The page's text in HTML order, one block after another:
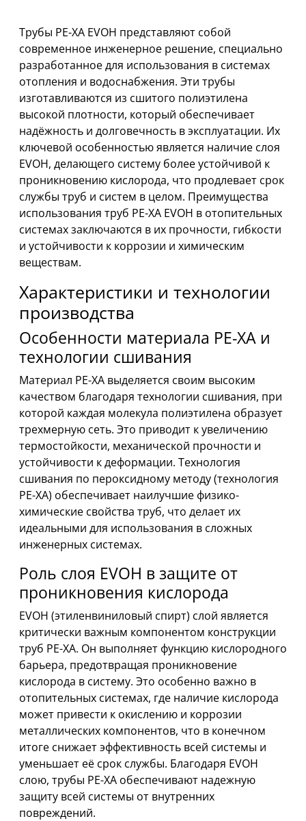
Трубы PE-XA EVOH представляют собой
современное инженерное решение, специально
разработанное для использования в системах
отопления и водоснабжения. Эти трубы
изготавливаются из сшитого полиэтилена
высокой плотности, который обеспечивает
надёжность и долговечность в эксплуатации. Их
ключевой особенностью является наличие слоя
EVOH, делающего систему более устойчивой к
проникновению кислорода, что продлевает срок
службы труб и систем в целом. Преимущества
использования труб PE-XA EVOH в отопительных
системах заключаются в их прочности, гибкости
и устойчивости к коррозии и химическим
веществам.
Характеристики и технологии
производства
Особенности материала PE-XA и
технологии сшивания
Материал PE-XA выделяется своим высоким
качеством благодаря технологии сшивания, при
которой каждая молекула полиэтилена образует
трехмерную сеть. Это приводит к увеличению
термостойкости, механической прочности и
устойчивости к деформации. Технология
сшивания по пероксидному методу (технология
PE-XA) обеспечивает наилучшие физико-
химические свойства труб, что делает их
идеальными для использования в сложных
инженерных системах.
Роль слоя EVOH в защите от
проникновения кислорода
EVOH (этиленвиниловый спирт) слой является
критически важным компонентом конструкции
труб PE-XA. Он выполняет функцию кислородного
барьера, предотвращая проникновение
кислорода в систему. Это особенно важно в
отопительных системах, где наличие кислорода
может привести к окислению и коррозии
металлических компонентов, что в конечном
итоге снижает эффективность всей системы и
уменьшает её срок службы. Благодаря EVOH
слою, трубы PE-XA обеспечивают надежную
защиту всей системы от внутренних
повреждений.